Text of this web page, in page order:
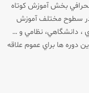
بخش آموزش كوتاه
سطوح مختلف آموزش
از ۹۰ مركز حوزوي ، دانشگاهي، نظامي و …
دوره ها براي عموم علاقه